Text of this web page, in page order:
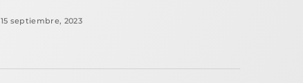
15 septiembre, 2023